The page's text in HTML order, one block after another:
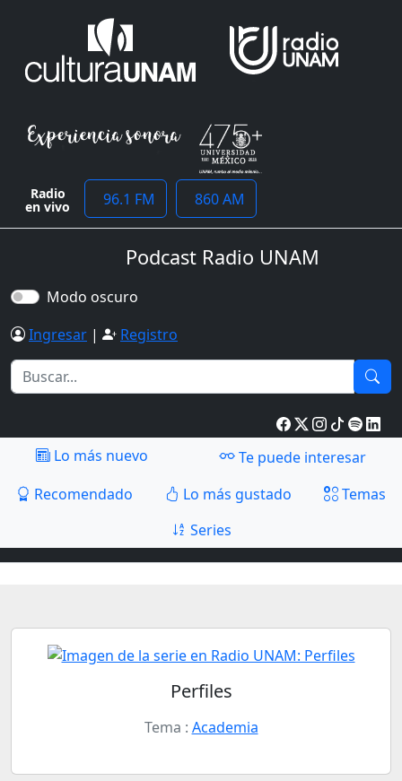
Radio
en vivo 96.1 FM 860 AM
Podcast Radio UNAM
Modo oscuro
Ingresar | Registro
Lo más nuevo
Te puede interesar
Recomendado
Lo más gustado
Temas
Series
Perfiles
Tema : Academia